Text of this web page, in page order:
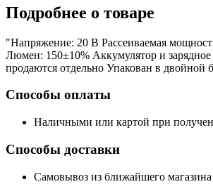
Подробнее о товаре
"Напряжение: 20 В Рассеиваемая
Люмен: 150±10% Аккумулятор и зарядное
продаются отдельно Упакован в двойной
Способы оплаты
Наличными или картой при
Способы доставки
Самовывоз из ближайшего магазина